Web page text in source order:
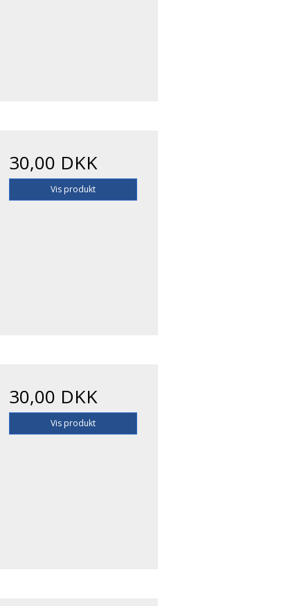
30,00 DKK
Vis produkt
30,00 DKK
Vis produkt